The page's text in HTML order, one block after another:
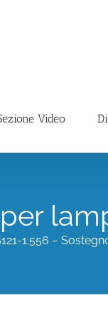
Video
per
1.556 –